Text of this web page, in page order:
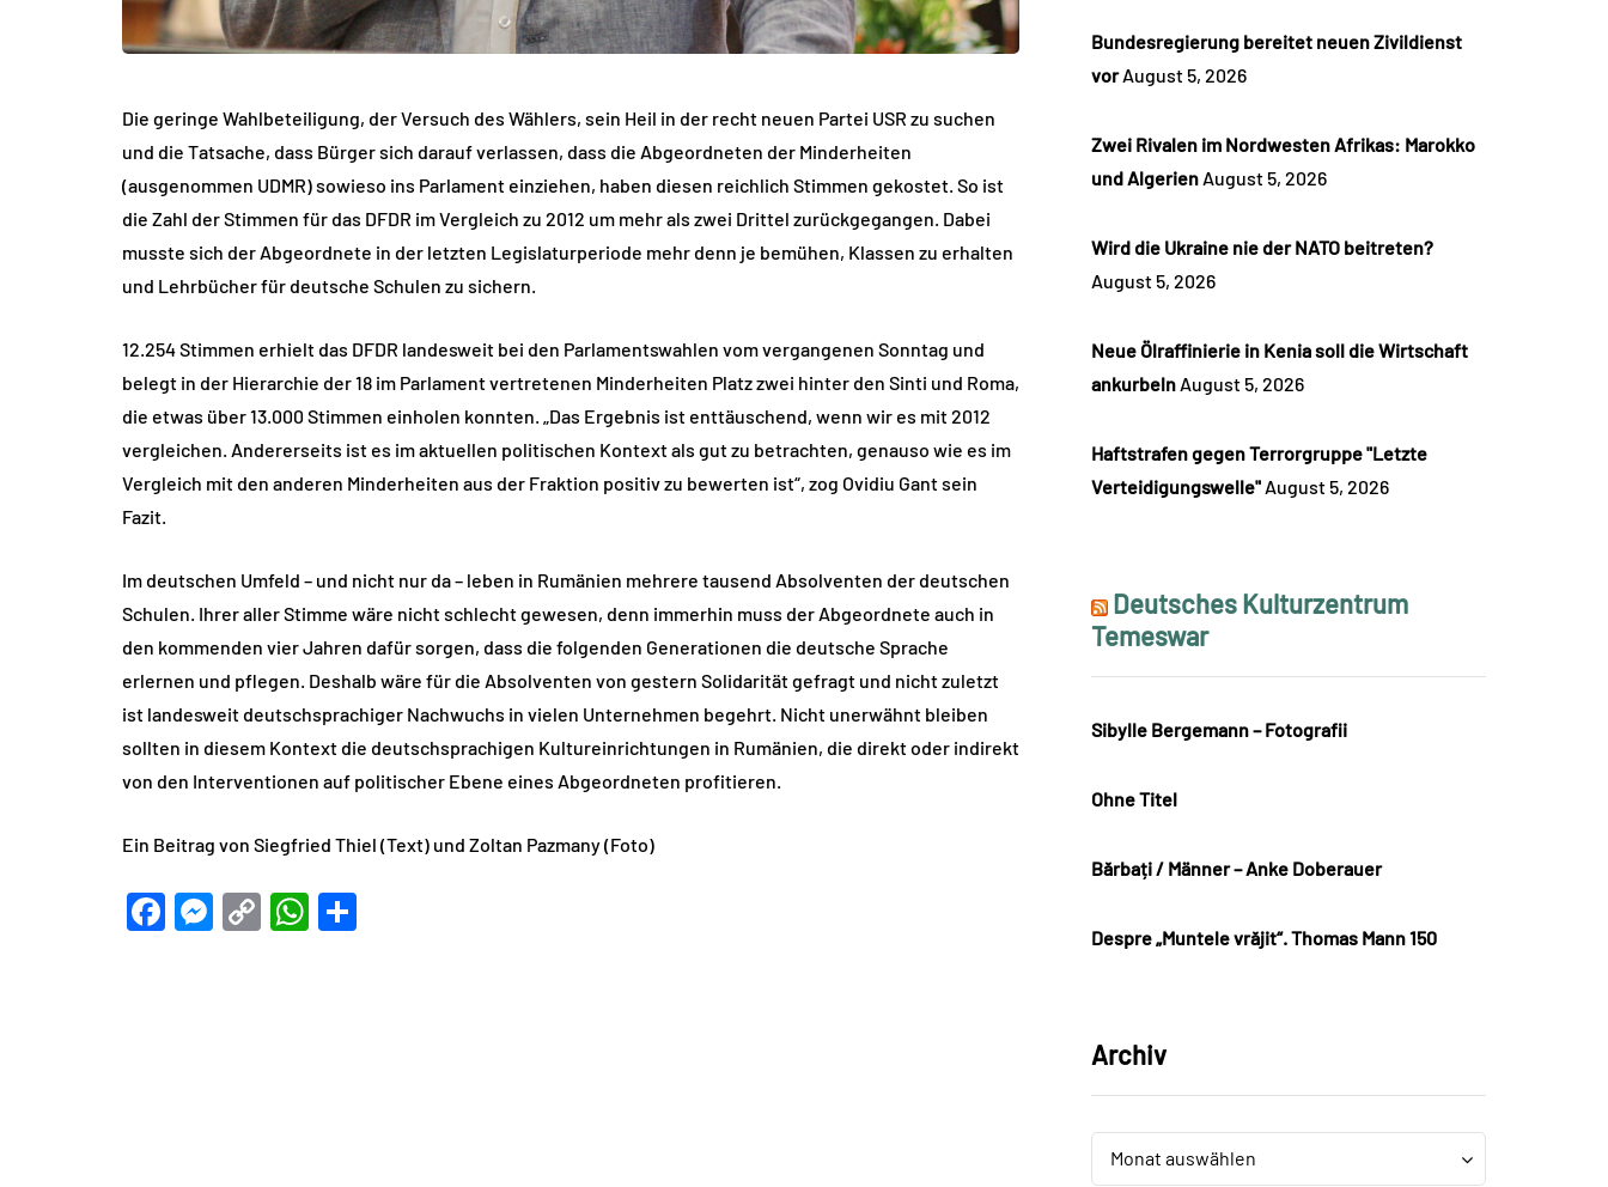
Die geringe Wahlbeteiligung, der Versuch des Wählers, sein Heil in der recht neuen Partei USR zu suchen
und die Tatsache, dass Bürger sich darauf verlassen, dass die Abgeordneten der Minderheiten
(ausgenommen UDMR) sowieso ins Parlament einziehen, haben diesen reichlich Stimmen gekostet. So ist
die Zahl der Stimmen für das DFDR im Vergleich zu 2012 um mehr als zwei Drittel zurückgegangen. Dabei
musste sich der Abgeordnete in der letzten Legislaturperiode mehr denn je bemühen, Klassen zu erhalten
und Lehrbücher für deutsche Schulen zu sichern.
12.254 Stimmen erhielt das DFDR landesweit bei den Parlamentswahlen vom vergangenen Sonntag und
belegt in der Hierarchie der 18 im Parlament vertretenen Minderheiten Platz zwei hinter den Sinti und Roma,
die etwas über 13.000 Stimmen einholen konnten. „Das Ergebnis ist enttäuschend, wenn wir es mit 2012
vergleichen. Andererseits ist es im aktuellen politischen Kontext als gut zu betrachten, genauso wie es im
Vergleich mit den anderen Minderheiten aus der Fraktion positiv zu bewerten ist“, zog Ovidiu Gant sein
Fazit.
Im deutschen Umfeld – und nicht nur da – leben in Rumänien mehrere tausend Absolventen der deutschen
Schulen. Ihrer aller Stimme wäre nicht schlecht gewesen, denn immerhin muss der Abgeordnete auch in
den kommenden vier Jahren dafür sorgen, dass die folgenden Generationen die deutsche Sprache
erlernen und pflegen. Deshalb wäre für die Absolventen von gestern Solidarität gefragt und nicht zuletzt
ist landesweit deutschsprachiger Nachwuchs in vielen Unternehmen begehrt. Nicht unerwähnt bleiben
sollten in diesem Kontext die deutschsprachigen Kultureinrichtungen in Rumänien, die direkt oder indirekt
von den Interventionen auf politischer Ebene eines Abgeordneten profitieren.
Ein Beitrag von Siegfried Thiel (Text) und Zoltan Pazmany (Foto)
Facebook
Messenger
CopyWhatsApp
Bundesregierung bereitet neuen Zivildienst
vor August 5, 2026
Zwei Rivalen im Nordwesten Afrikas: Marokko
und Algerien August 5, 2026
Wird die Ukraine nie der NATO beitreten?
August 5, 2026
Neue Ölraffinierie in Kenia soll die Wirtschaft
ankurbeln August 5, 2026
Haftstrafen gegen Terrorgruppe "Letzte
Verteidigungswelle" August 5, 2026
Deutsches Kulturzentrum
Temeswar
Sibylle Bergemann – Fotografii
Ohne Titel
Bărbați / Männer – Anke Doberauer
Despre „Muntele vrăjit“. Thomas Mann 150
Archiv
Archiv
Monat auswählen
Archiv